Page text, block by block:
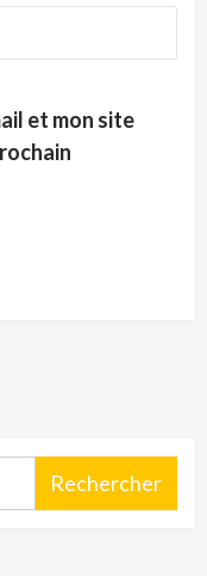
et mon site
Rechercher